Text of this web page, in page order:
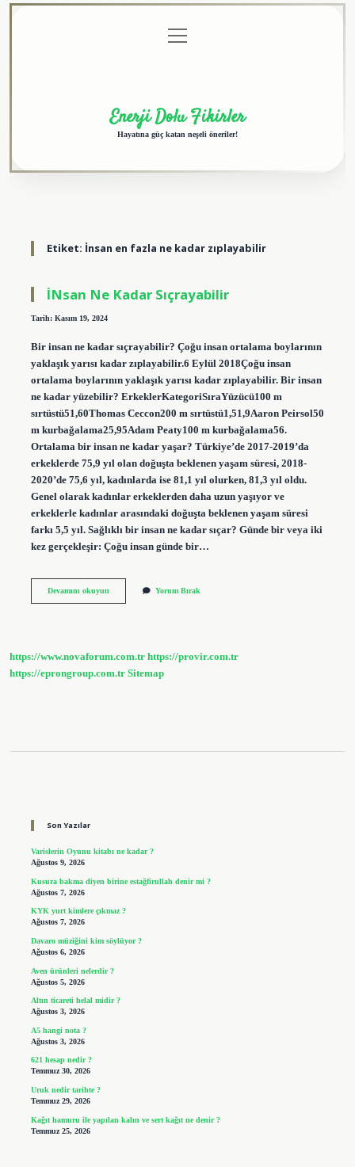
menüyü
aç
Enerji Dolu Fikirler
Hayatına güç katan neşeli öneriler!
Etiket: İnsan en fazla ne kadar zıplayabilir
İNsan Ne Kadar Sıçrayabilir
Tarih: Kasım 19, 2024
Bir insan ne kadar sıçrayabilir? Çoğu insan ortalama boylarının
yaklaşık yarısı kadar zıplayabilir.6 Eylül 2018Çoğu insan
ortalama boylarının yaklaşık yarısı kadar zıplayabilir. Bir insan
ne kadar yüzebilir? ErkeklerKategoriSıraYüzücü100 m
sırtüstü51,60Thomas Ceccon200 m sırtüstü1,51,9Aaron Peirsol50
m kurbağalama25,95Adam Peaty100 m kurbağalama56.
Ortalama bir insan ne kadar yaşar? Türkiye’de 2017-2019’da
erkeklerde 75,9 yıl olan doğuşta beklenen yaşam süresi, 2018-
2020’de 75,6 yıl, kadınlarda ise 81,1 yıl olurken, 81,3 yıl oldu.
Genel olarak kadınlar erkeklerden daha uzun yaşıyor ve
erkeklerle kadınlar arasındaki doğuşta beklenen yaşam süresi
farkı 5,5 yıl. Sağlıklı bir insan ne kadar sıçar? Günde bir veya iki
kez gerçekleşir: Çoğu insan günde bir…
Devamını okuyunİNsan
Yorum Bırak
https://www.novaforum.com.tr https://provir.com.tr
https://eprongroup.com.tr Sitemap
Son Yazılar
Varislerin Oyunu kitabı ne kadar ?
Ağustos 9, 2026
Kusura bakma diyen birine estağfirullah denir mi ?
Ağustos 7, 2026
KYK yurt kimlere çıkmaz ?
Ağustos 7, 2026
Davaro müziğini kim söylüyor ?
Ağustos 6, 2026
Aven ürünleri nelerdir ?
Ağustos 5, 2026
Altın ticareti helal midir ?
Ağustos 3, 2026
A5 hangi nota ?
Ağustos 3, 2026
621 hesap nedir ?
Temmuz 30, 2026
Uruk nedir tarihte ?
Temmuz 29, 2026
Kağıt hamuru ile yapılan kalın ve sert kağıt ne denir ?
Temmuz 25, 2026